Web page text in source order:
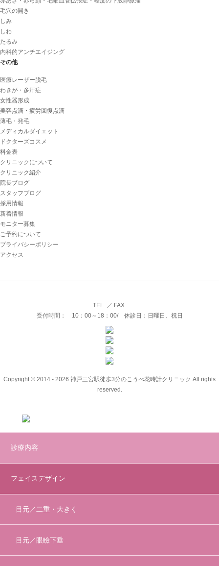
毛穴の開き
しみ
しわ
たるみ
内科的アンチエイジング
その他
医療レーザー脱毛
わきが・多汗症
女性器形成
美容点滴・疲労回復点滴
薄毛・発毛
メディカルダイエット
ドクターズコスメ
料金表
クリニックについて
クリニック紹介
院長ブログ
スタッフブログ
採用情報
新着情報
モニター募集
ご予約について
プライバシーポリシー
アクセス
TEL. ／ FAX.
受付時間： 10：00～18：00/ 休診日：日曜日、祝日
Copyright © 2014 - 2026 神戸三宮駅徒歩3分のこうべ花時計クリニック All rights
reserved.
診療内容
フェイスデザイン
目元／二重・大きく
目元／眼瞼下垂